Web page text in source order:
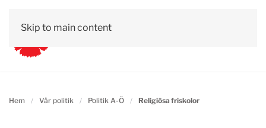
Skip to main content
Hem Vår politik Politik A-Ö Religiösa friskolor